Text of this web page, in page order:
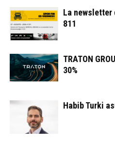
La newsletter
811
TRATON
30%
Habib Turki